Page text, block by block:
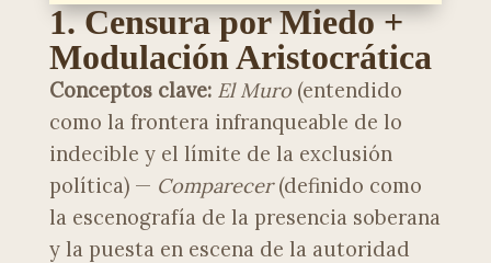
1. Censura por Miedo +
Modulación Aristocrática
Conceptos clave: El Muro(entendido
como la frontera infranqueable de lo
indecible y el límite de la exclusión
política) — Comparecer(definido como
la escenografía de la presencia soberana
y la puesta en escena de la autoridad